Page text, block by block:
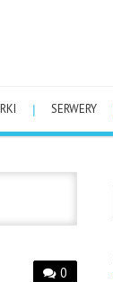
SERWERY
0